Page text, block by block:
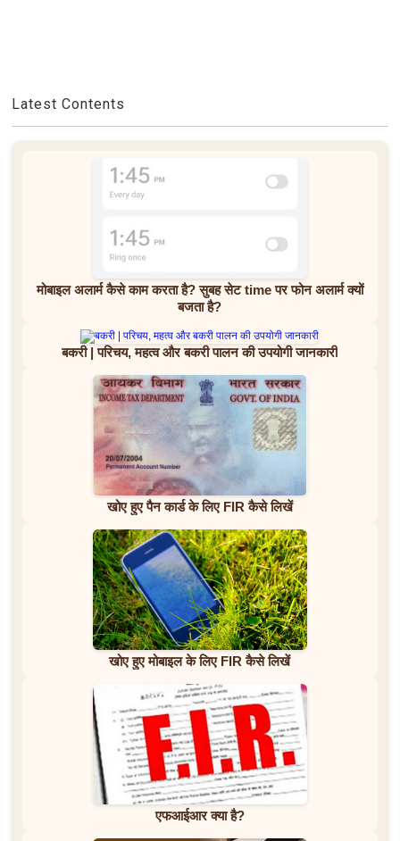
Latest Contents
मोबाइल अलार्म कैसे काम करता है? सुबह सेट time पर फोन अलार्म क्यों
बजता है?
बकरी | परिचय, महत्व और बकरी पालन की उपयोगी जानकारी
खोए हुए पैन कार्ड के लिए FIR कैसे लिखें
खोए हुए मोबाइल के लिए FIR कैसे लिखें
एफआईआर क्या है?